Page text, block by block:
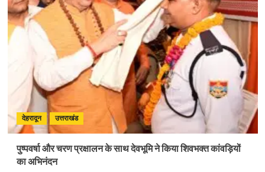
पुष्कर
ने
किया
मसूरी
विधानसभा
विभिन्न
विकास
योजनाओं
का
–
शिलान्यास
देहरादून उत्तराखंड
पुष्पवर्षा और चरण प्रक्षालन के साथ देवभूमि ने किया शिवभक्त कांवड़ियों
का अभिनंदन